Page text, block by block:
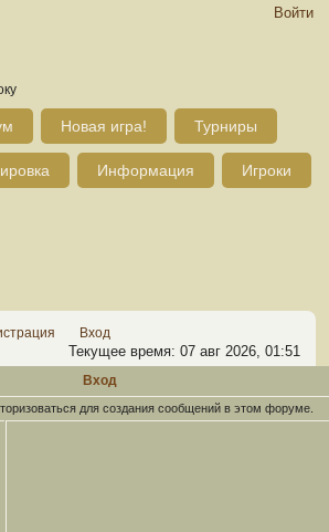
Войти
Новая игра! Турниры
Информация Игроки
Вход
Текущее время: 07 авг 2026, 01:51
Вход
для создания сообщений в этом форуме.